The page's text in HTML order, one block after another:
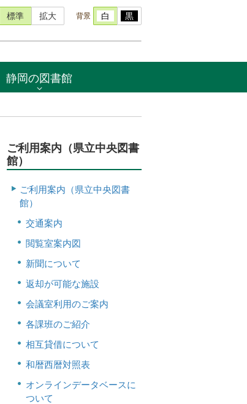
標準 拡大 背景 白 黒
静岡の図書館
ご利用案内（県立中央図書
館）
ご利用案内（県立中央図書
館）
交通案内
閲覧室案内図
新聞について
返却が可能な施設
会議室利用のご案内
各課班のご紹介
相互貸借について
和暦西暦対照表
オンラインデータベースに
ついて